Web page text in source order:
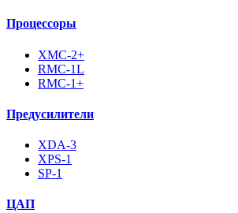
Процессоры
XMC-2+
RMC-1L
RMC-1+
Предусилители
XDA-3
XPS-1
SP-1
ЦАП